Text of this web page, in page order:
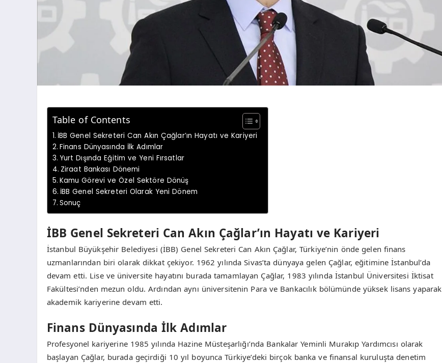
Table of Contents
İBB Genel Sekreteri Can Akın Çağlar’ın Hayatı ve Kariyeri
Finans Dünyasında İlk Adımlar
Yurt Dışında Eğitim ve Yeni Fırsatlar
Ziraat Bankası Dönemi
Kamu Görevi ve Özel Sektöre Dönüş
İBB Genel Sekreteri Olarak Yeni Dönem
Sonuç
İBB Genel Sekreteri Can Akın Çağlar’ın Hayatı ve Kariyeri
İstanbul Büyükşehir Belediyesi (İBB) Genel Sekreteri Can Akın Çağlar, Türkiye’nin önde gelen finans
uzmanlarından biri olarak dikkat çekiyor. 1962 yılında Sivas’ta dünyaya gelen Çağlar, eğitimine İstanbul’da
devam etti. Lise ve üniversite hayatını burada tamamlayan Çağlar, 1983 yılında İstanbul Üniversitesi İktisat
Fakültesi’nden mezun oldu. Ardından aynı üniversitenin Para ve Bankacılık bölümünde yüksek lisans yaparak
akademik kariyerine devam etti.
Finans Dünyasında İlk Adımlar
Profesyonel kariyerine 1985 yılında Hazine Müsteşarlığı’nda Bankalar Yeminli Murakıp Yardımcısı olarak
başlayan Çağlar, burada geçirdiği 10 yıl boyunca Türkiye’deki birçok banka ve finansal kuruluşta denetim